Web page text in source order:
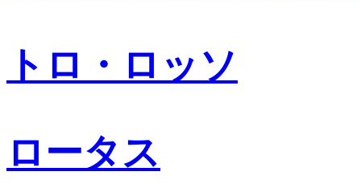
トロ・ロッソ
ロータス